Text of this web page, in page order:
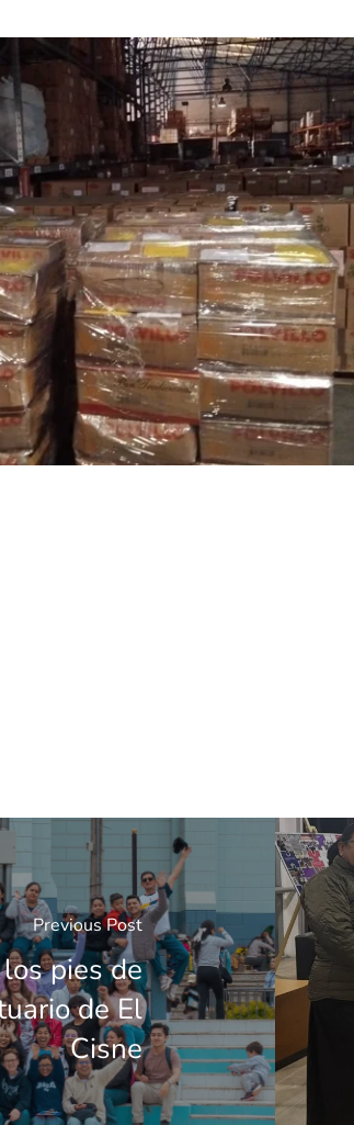
Previous Post
pies de
de El
Cisne